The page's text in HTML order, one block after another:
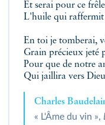
Et serai pour ce
L'huile qui raffermit
En toi je tomberai,
Grain précieux jeté
Pour que de notre
Qui jaillira vers
Charles
« L'Âme du vin »,